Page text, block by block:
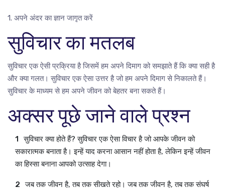
1. अपने अंदर का ज्ञान जागृत करें
सुविचार का मतलब
सुविचार एक ऐसी प्रक्रिया है जिसमें हम अपने दिमाग को समझाते हैं कि क्या सही है
और क्या गलत। सुविचार एक ऐसा उत्तर है जो हम अपने दिमाग से निकालते हैं।
सुविचार के माध्यम से हम अपने जीवन को बेहतर बना सकते हैं।
अक्सर पूछे जाने वाले प्रश्न
सुविचार क्या होते हैं? सुविचार एक ऐसा विचार है जो आपके जीवन को
सकारात्मक बनाता है। इन्हें याद करना आसान नहीं होता है, लेकिन इन्हें जीवन
का हिस्सा बनाना आपको उत्साह देगा।
जब तक जीवन है, तब तक सीखते रहो। जब तक जीवन है, तब तक संघर्ष